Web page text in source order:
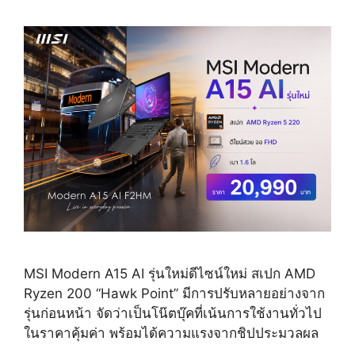
MSI Modern A15 AI รุ่นใหม่ดีไซน์ใหม่ สเปก AMD
Ryzen 200 “Hawk Point” มีการปรับหลายอย่างจาก
รุ่นก่อนหน้า จัดว่าเป็นโน๊ตบุ๊คที่เน้นการใช้งานทั่วไป
ในราคาคุ้มค่า พร้อมได้ความแรงจากชิปประมวลผล